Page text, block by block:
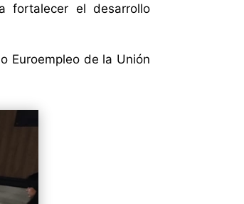
fortalecer el desarrollo
Euroempleo de la Unión